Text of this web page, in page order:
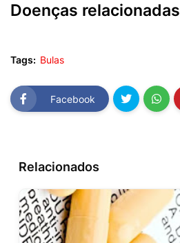
Doenças relacionadas
Tags: Bulas
Facebook
Relacionados